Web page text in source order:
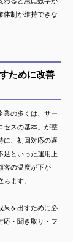
体制が維持できな
ために改善
業の多くは、サー
セスの基本」が整
に、初回対応の遅
足といった運用上
客の温度が下が
ます。
果を出すために必
応・聞き取り・フ